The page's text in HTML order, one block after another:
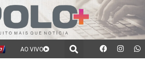
AO VIVO